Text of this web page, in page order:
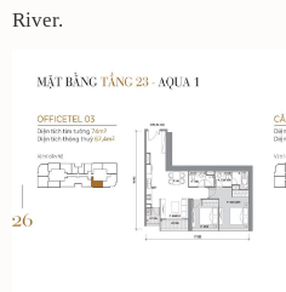
River.